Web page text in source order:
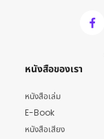
หนังสือของเรา
หนังสือเล่ม
E-Book
หนังสือเสียง